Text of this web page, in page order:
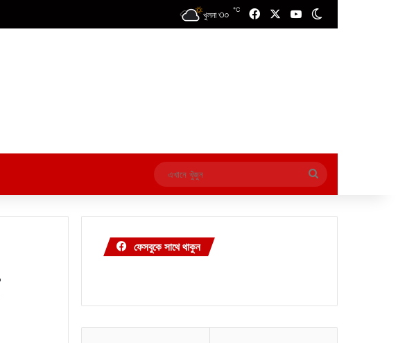
খুলনা ৩০ ℃ FacebookYouTube
এখানে
খুঁজুন
ফেসবুকে সাথে থাকুন